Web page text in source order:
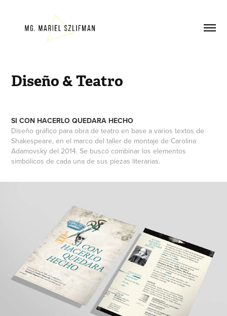
Diseño & Teatro
SI CON HACERLO QUEDARA HECHO
Diseño gráfico para obra de teatro en base a varios textos de
Shakespeare, en el marco del taller de montaje de Carolina
Adamovsky del 2014. Se buscó combinar los elementos
simbólicos de cada una de sus piezas literarias.